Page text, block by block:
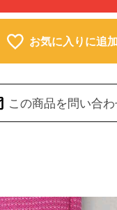
お気に入りに追加
この商品を問い合